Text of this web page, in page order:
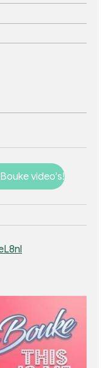
video's!